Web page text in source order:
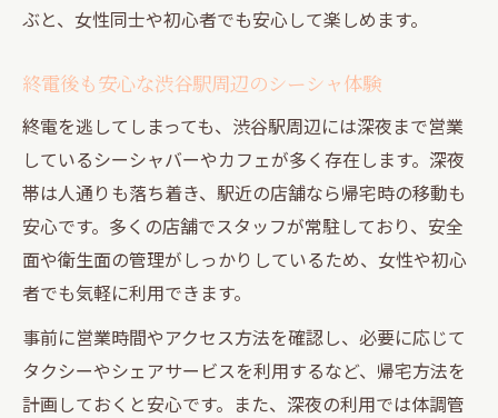
ぶと、女性同士や初心者でも安心して楽しめます。
終電後も安心な渋谷駅周辺のシーシャ体験
終電を逃してしまっても、渋谷駅周辺には深夜まで営業
しているシーシャバーやカフェが多く存在します。深夜
帯は人通りも落ち着き、駅近の店舗なら帰宅時の移動も
安心です。多くの店舗でスタッフが常駐しており、安全
面や衛生面の管理がしっかりしているため、女性や初心
者でも気軽に利用できます。
事前に営業時間やアクセス方法を確認し、必要に応じて
タクシーやシェアサービスを利用するなど、帰宅方法を
計画しておくと安心です。また、深夜の利用では体調管